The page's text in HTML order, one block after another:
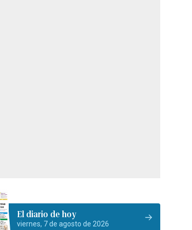
El diario de hoy
viernes, 7 de agosto de 2026